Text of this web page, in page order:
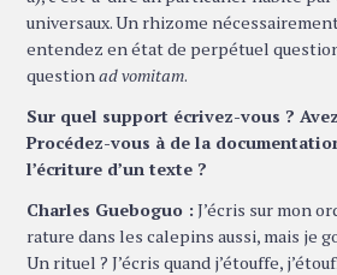
universaux. Un rhizome
entendez en état de perpétuel
question ad vomitam.
Sur quel support écrivez-vous ?
Procédez-vous à de la
l’écriture d’un texte ?
Charles Gueboguo : J’écris sur mon
rature dans les calepins aussi, mais je
Un rituel ? J’écris quand j’étouffe,